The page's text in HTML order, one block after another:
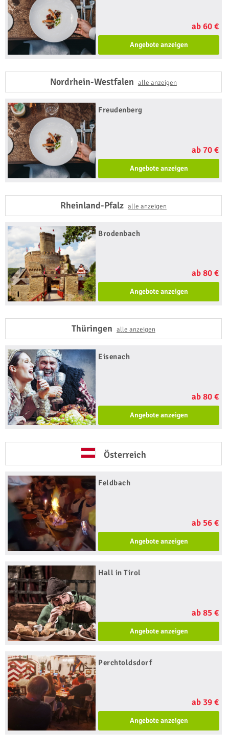
ab 60 €
Angebote anzeigen
Nordrhein-Westfalen alle anzeigen
Freudenberg
ab 70 €
Angebote anzeigen
Rheinland-Pfalz alle anzeigen
Brodenbach
ab 80 €
Angebote anzeigen
Thüringen alle anzeigen
Eisenach
ab 80 €
Angebote anzeigen
Österreich
Feldbach
ab 56 €
Angebote anzeigen
Hall in Tirol
ab 85 €
Angebote anzeigen
Perchtoldsdorf
ab 39 €
Angebote anzeigen